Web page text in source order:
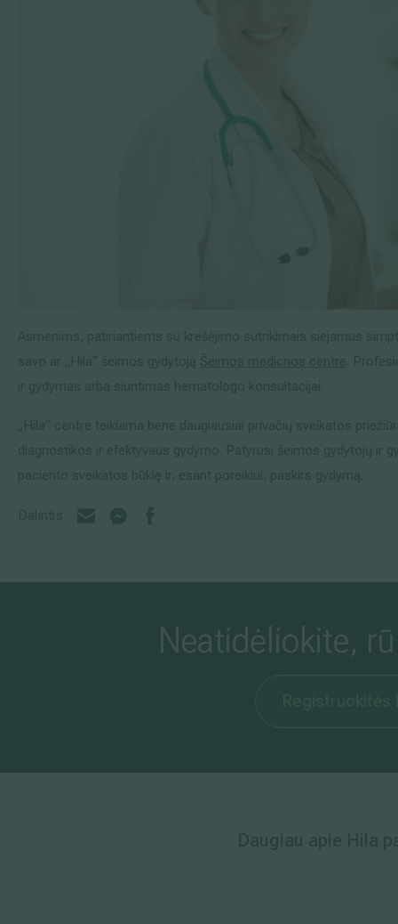
Asmenims, patiriantiems su krešėjimo sutrikimais siejamus
savo ar „Hila“ šeimos gydytoją Šeimos medicnos centre .
ir gydymas arba siuntimas hematologo konsultacijai.
„Hila“ centre teikiama bene daugiausiai privačių sveikatos
diagnostikos ir efektyvaus gydymo. Patyrusi šeimos gydytojų ir
paciento sveikatos būklę ir, esant poreikiui, paskirs gydymą.
Dalintis
Neatidėliokite,
Daugiau apie Hila